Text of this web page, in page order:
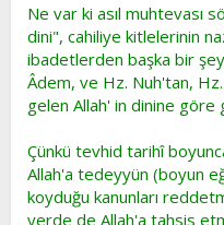
Ne var ki asıl muhtevası
dini", cahiliye kitlelerinin
ibadetlerden başka bir
Âdem, ve Hz. Nuh'tan,
gelen Allah' in dinine
Çünkü tevhid tarihî
Allah'a tedeyyün (boyun
koyduğu kanunları
yerde de Allah'a tahsis